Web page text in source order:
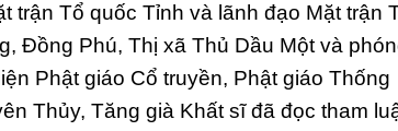
trận Tổ quốc Tỉnh và lãnh đạo Mặt trận
Đồng Phú, Thị xã Thủ Dầu Một và
Phật giáo Cổ truyền, Phật giáo Thống
Thủy, Tăng già Khất sĩ đã đọc tham